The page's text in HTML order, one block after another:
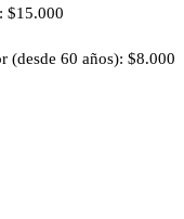
$15.000
(desde 60 años): $8.000